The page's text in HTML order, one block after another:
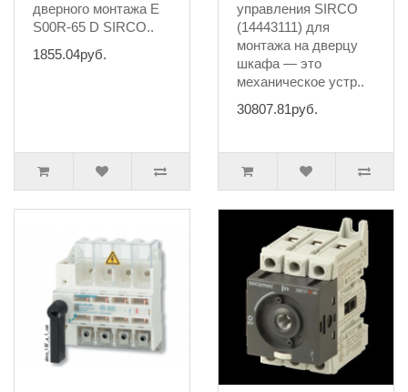
дверного монтажа E
S00R-65 D SIRCO..
1855.04руб.
управления SIRCO
(14443111) для
монтажа на дверцу
шкафа — это
механическое устр..
30807.81руб.